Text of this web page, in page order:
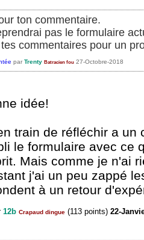
ton commentaire.
pas le formulaire
commentaires pour un
par Trenty Batracien fou 27-Octobre-2018
idée!
train de réfléchir a un
le formulaire avec ce
Mais comme je n'ai
j'ai un peu zappé
à un retour
12b Crapaud dingue (113 points) 22-